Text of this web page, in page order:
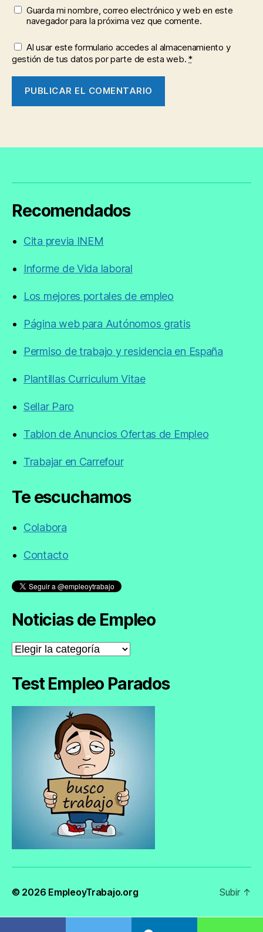
Guarda mi nombre, correo electrónico y web en este
navegador para la próxima vez que comente.
Al usar este formulario accedes al almacenamiento y
gestión de tus datos por parte de esta web.*
Recomendados
Cita previa INEM
Informe de Vida laboral
Los mejores portales de empleo
Página web para Autónomos gratis
Permiso de trabajo y residencia en España
Plantillas Curriculum Vitae
Sellar Paro
Tablon de Anuncios Ofertas de Empleo
Trabajar en Carrefour
Te escuchamos
Colabora
Contacto
Noticias de Empleo
Noticias
de
Test Empleo Parados
© 2026 EmpleoyTrabajo.org Subir ↑